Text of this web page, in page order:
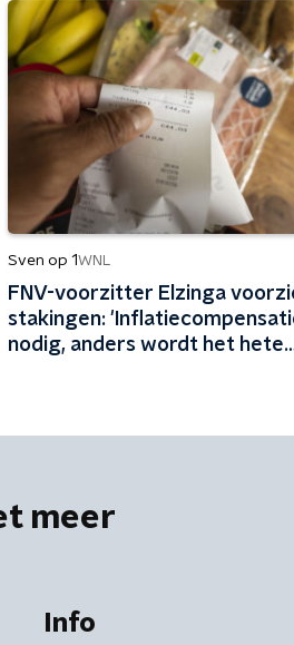
Sven op 1WNL
FNV-voorzitter Elzinga
stakingen:
nodig, anders wordt het hete
meer
Info